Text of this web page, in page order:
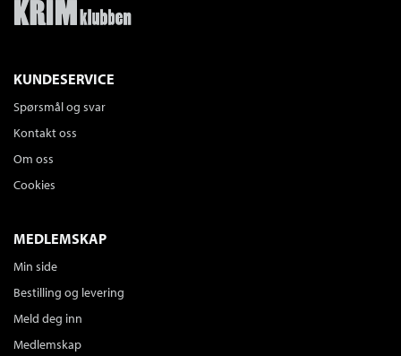
KUNDESERVICE
Spørsmål og svar
Kontakt oss
Om oss
Cookies
MEDLEMSKAP
Min side
Bestilling og levering
Meld deg inn
Medlemskap